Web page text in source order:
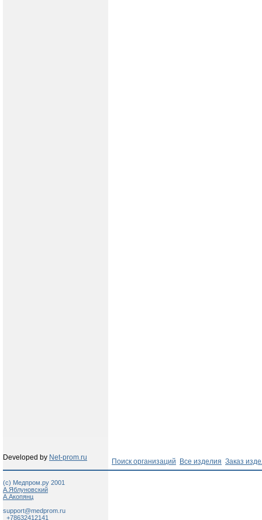
Developed by Net-prom.ru Поиск организаций Все изделия Заказ
(c) Медпром.ру 2001
А.Яблуновский
А.Акопянц
support@medprom.ru
+78632412141